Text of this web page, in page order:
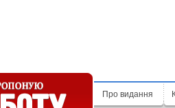
Про видання